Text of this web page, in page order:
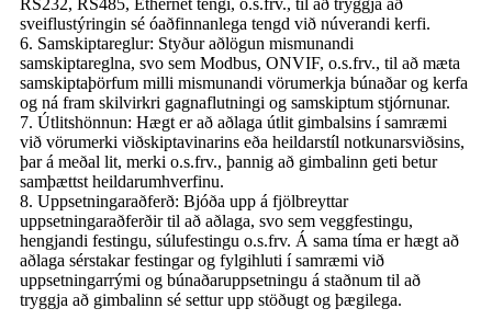
RS232, RS485, Ethernet tengi, o.s.frv., til að tryggja að
sveiflustýringin sé óaðfinnanlega tengd við núverandi kerfi.
6. Samskiptareglur: Styður aðlögun mismunandi
samskiptareglna, svo sem Modbus, ONVIF, o.s.frv., til að mæta
samskiptaþörfum milli mismunandi vörumerkja búnaðar og kerfa
og ná fram skilvirkri gagnaflutningi og samskiptum stjórnunar.
7. Útlitshönnun: Hægt er að aðlaga útlit gimbalsins í samræmi
við vörumerki viðskiptavinarins eða heildarstíl notkunarsviðsins,
þar á meðal lit, merki o.s.frv., þannig að gimbalinn geti betur
samþættst heildarumhverfinu.
8. Uppsetningaraðferð: Bjóða upp á fjölbreyttar
uppsetningaraðferðir til að aðlaga, svo sem veggfestingu,
hengjandi festingu, súlufestingu o.s.frv. Á sama tíma er hægt að
aðlaga sérstakar festingar og fylgihluti í samræmi við
uppsetningarrými og búnaðaruppsetningu á staðnum til að
tryggja að gimbalinn sé settur upp stöðugt og þægilega.